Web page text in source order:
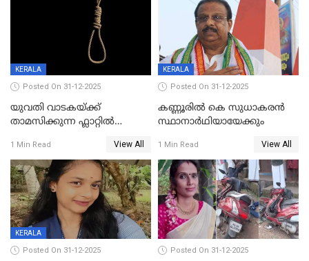
KERALA
Posted On 31-12-2025
യുവതി വാടകയ്ക്ക്
താമസിക്കുന്ന ഫ്ലാറ്റില്‍
സംഭവം കൈതപ്പൊയിലില്‍
1 Min Read View All
KERALA
Posted On 31-12-2025
കണ്ണൂരിൽ കെ സുധാകരൻ
സ്ഥാനാർഥിയായേക്കും
1 Min Read View All
KERALA
Posted On 31-12-2025 Posted On 31-12-2025